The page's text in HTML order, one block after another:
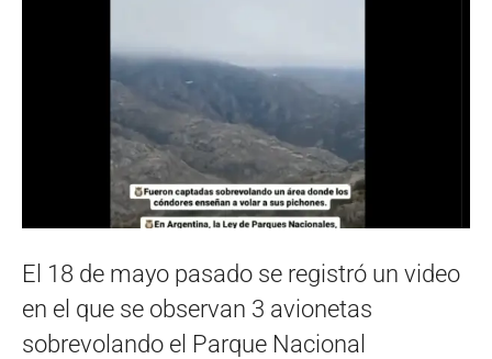
El 18 de mayo pasado se registró un video
en el que se observan 3 avionetas
sobrevolando el Parque Nacional